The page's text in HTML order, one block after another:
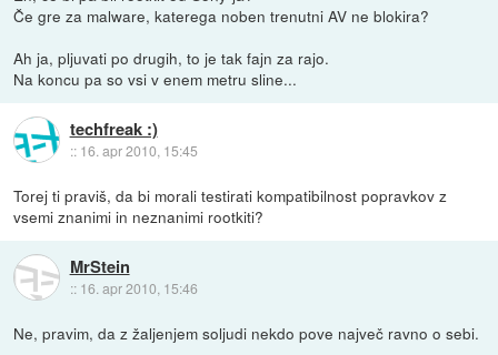
Če gre za malware, katerega noben trenutni AV ne blokira?
Ah ja, pljuvati po drugih, to je tak fajn za rajo.
Na koncu pa so vsi v enem metru sline...
techfreak :)
:: 16. apr 2010, 15:45
Torej ti praviš, da bi morali testirati kompatibilnost popravkov z
vsemi znanimi in neznanimi rootkiti?
MrStein
:: 16. apr 2010, 15:46
Ne, pravim, da z žaljenjem soljudi nekdo pove največ ravno o sebi.